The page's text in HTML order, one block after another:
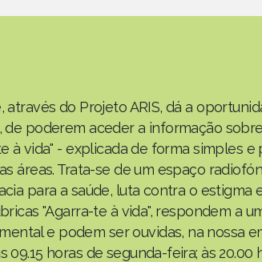
através do Projeto ARIS, dá a
de poderem aceder a informação
à vida" - explicada de forma simples e
áreas. Trata-se de um espaço
para a saúde, luta contra o estigma
"Agarra-te à vida", respondem a
e podem ser ouvidas, na nossa
09.15 horas de segunda-feira; às 20.00